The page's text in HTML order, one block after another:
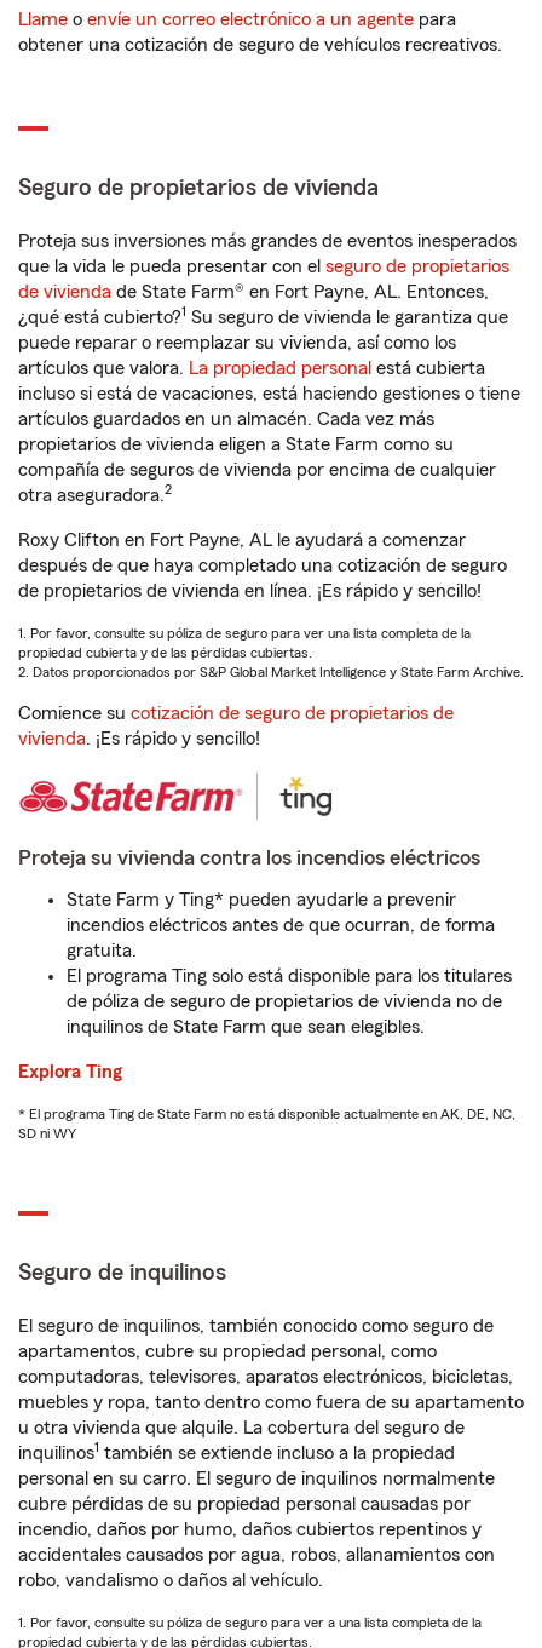
Llame o envíe un correo electrónico a un agente para
obtener una cotización de seguro de vehículos recreativos.
Seguro de propietarios de vivienda
Proteja sus inversiones más grandes de eventos inesperados
que la vida le pueda presentar con el seguro de propietarios
de vivienda de State Farm® en Fort Payne, AL. Entonces,
¿qué está cubierto?1 Su seguro de vivienda le garantiza que
puede reparar o reemplazar su vivienda, así como los
artículos que valora. La propiedad personal está cubierta
incluso si está de vacaciones, está haciendo gestiones o tiene
artículos guardados en un almacén. Cada vez más
propietarios de vivienda eligen a State Farm como su
compañía de seguros de vivienda por encima de cualquier
otra aseguradora.2
Roxy Clifton en Fort Payne, AL le ayudará a comenzar
después de que haya completado una cotización de seguro
de propietarios de vivienda en línea. ¡Es rápido y sencillo!
1. Por favor, consulte su póliza de seguro para ver una lista completa de la
propiedad cubierta y de las pérdidas cubiertas.
2. Datos proporcionados por S&P Global Market Intelligence y State Farm Archive.
Comience su cotización de seguro de propietarios de
vivienda. ¡Es rápido y sencillo!
Proteja su vivienda contra los incendios eléctricos
State Farm y Ting* pueden ayudarle a prevenir
incendios eléctricos antes de que ocurran, de forma
gratuita.
El programa Ting solo está disponible para los titulares
de póliza de seguro de propietarios de vivienda no de
inquilinos de State Farm que sean elegibles.
Explora Ting
* El programa Ting de State Farm no está disponible actualmente en AK, DE, NC,
SD ni WY
Seguro de inquilinos
El seguro de inquilinos, también conocido como seguro de
apartamentos, cubre su propiedad personal, como
computadoras, televisores, aparatos electrónicos, bicicletas,
muebles y ropa, tanto dentro como fuera de su apartamento
u otra vivienda que alquile. La cobertura del seguro de
inquilinos1 también se extiende incluso a la propiedad
personal en su carro. El seguro de inquilinos normalmente
cubre pérdidas de su propiedad personal causadas por
incendio, daños por humo, daños cubiertos repentinos y
accidentales causados por agua, robos, allanamientos con
robo, vandalismo o daños al vehículo.
1. Por favor, consulte su póliza de seguro para ver a una lista completa de la
propiedad cubierta y de las pérdidas cubiertas.